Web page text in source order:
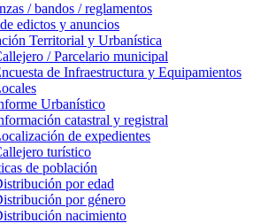
/ bandos / reglamentos
edictos y anuncios
Territorial y Urbanística
/ Parcelario municipal
de Infraestructura y Equipamientos
Urbanístico
catastral y registral
de expedientes
turístico
de población
por edad
por género
nacimiento